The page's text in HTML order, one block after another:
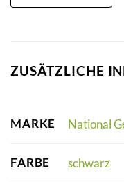
ZUSÄTZLICHE
MARKE National
FARBE schwarz